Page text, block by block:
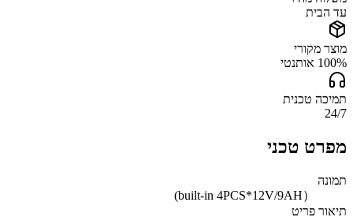
עד הבית
מוצר מקורי
100% אותנטי
תמיכה טכנית
24/7
מפרט טכני
תמונה
（built-in 4PCS*12V/9AH)
תיאור פריט